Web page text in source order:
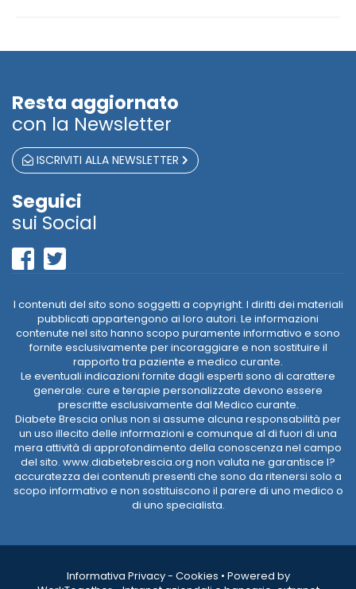
Resta aggiornato
con la Newsletter
ISCRIVITI ALLA NEWSLETTER
Seguici
sui Social
I contenuti del sito sono soggetti a copyright. I diritti dei materiali
pubblicati appartengono ai loro autori. Le informazioni
contenute nel sito hanno scopo puramente informativo e sono
fornite esclusivamente per incoraggiare e non sostituire il
rapporto tra paziente e medico curante.
Le eventuali indicazioni fornite dagli esperti sono di carattere
generale: cure e terapie personalizzate devono essere
prescritte esclusivamente dal Medico curante.
Diabete Brescia onlus non si assume alcuna responsabilità per
un uso illecito delle informazioni e comunque al di fuori di una
mera attività di approfondimento della conoscenza nel campo
del sito. www.diabetebrescia.org non valuta ne garantisce l?
accuratezza dei contenuti presenti che sono da ritenersi solo a
scopo informativo e non sostituiscono il parere di uno medico o
di uno specialista.
Informativa Privacy- Cookies • Powered by